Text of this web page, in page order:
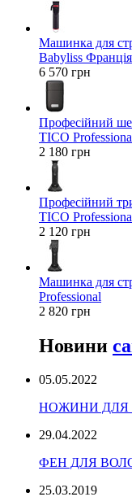
Машинка для
Babyliss Франція
6 570 грн
Професійний
TICO
2 180 грн
Професійний
TICO
2 120 грн
Машинка для
Professional
2 820 грн
Новини
05.05.2022
НОЖИНИ ДЛЯ
29.04.2022
ФЕН ДЛЯ
25.03.2019